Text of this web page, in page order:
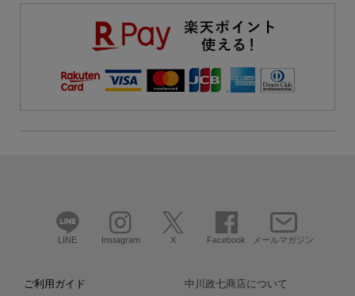
LINE Instagram X Facebook メールマガジン
ご利用ガイド 中川政七商店について